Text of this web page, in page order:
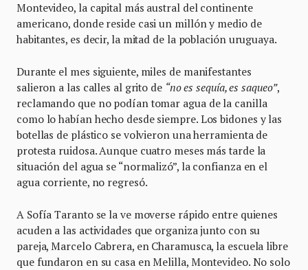
Montevideo, la capital más austral del continente
americano, donde reside casi un millón y medio de
habitantes, es decir, la mitad de la población uruguaya.
Durante el mes siguiente, miles de manifestantes
salieron a las calles al grito de “no es sequía, es saqueo”,
reclamando que no podían tomar agua de la canilla
como lo habían hecho desde siempre. Los bidones y las
botellas de plástico se volvieron una herramienta de
protesta ruidosa. Aunque cuatro meses más tarde la
situación del agua se “normalizó”, la confianza en el
agua corriente, no regresó.
A Sofía Taranto se la ve moverse rápido entre quienes
acuden a las actividades que organiza junto con su
pareja, Marcelo Cabrera, en Charamusca, la escuela libre
que fundaron en su casa en Melilla, Montevideo. No solo